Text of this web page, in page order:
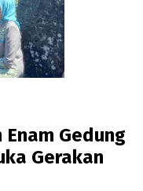
Gedung
Gerakan